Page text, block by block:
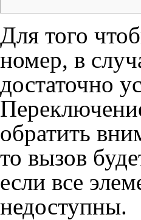
Для того
номер, в
достаточно
обратить
то вызов
если все
недоступны.